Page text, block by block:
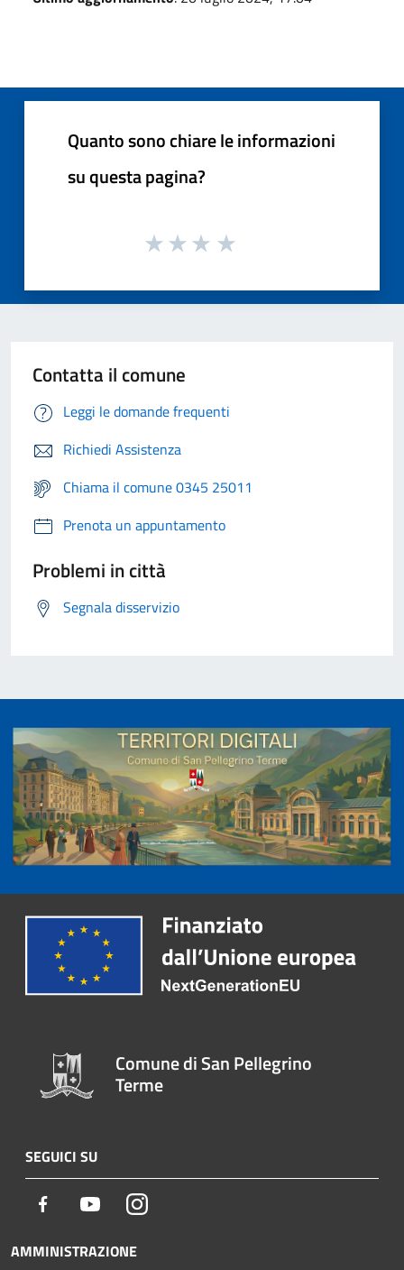
Quanto sono chiare le informazioni
su questa pagina?
Contatta il comune
Leggi le domande frequenti
Richiedi Assistenza
Chiama il comune 0345 25011
Prenota un appuntamento
Problemi in città
Segnala disservizio
Comune di San Pellegrino
Terme
SEGUICI SU
Facebook YoutubeInstagram
AMMINISTRAZIONE